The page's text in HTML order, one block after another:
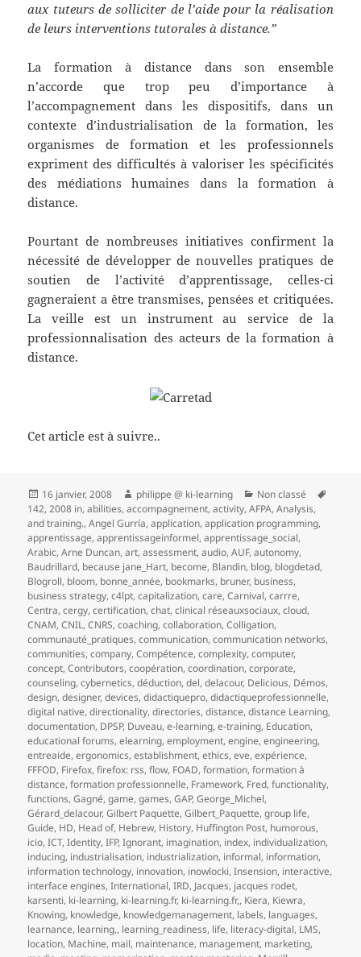
aux tuteurs de solliciter de l’aide pour la réalisation
de leurs interventions tutorales à distance.”
La formation à distance dans son ensemble
n’accorde que trop peu d’importance à
l’accompagnement dans les dispositifs, dans un
contexte d’industrialisation de la formation, les
organismes de formation et les professionnels
expriment des difficultés à valoriser les spécificités
des médiations humaines dans la formation à
distance.
Pourtant de nombreuses initiatives confirment la
nécessité de développer de nouvelles pratiques de
soutien de l’activité d’apprentissage, celles-ci
gagneraient a être transmises, pensées et critiquées.
La veille est un instrument au service de la
professionnalisation des acteurs de la formation à
distance.
Cet article est à suivre..
Publié
le
16 janvier, 2008 Auteur
philippe @ ki-learning Catégories
Non classé
142,2008 in,abilities,accompagnement,activity,AFPA,Analysis,
and training.,Angel Gurría,application,application programming,
apprentissage,apprentissageinformel,apprentissage_social,
Arabic,Arne Duncan,art,assessment,audio,AUF,autonomy,
Baudrillard, because jane_Hart, become, Blandin, blog, blogdetad,
Blogroll, bloom, bonne_année, bookmarks, bruner, business,
business strategy,c4lpt,capitalization,care,Carnival,carrre,
Centra,cergy,certification,chat,clinical réseauxsociaux,cloud,
CNAM,CNIL,CNRS,coaching,collaboration,Colligation,
communauté_pratiques,communication,communication networks,
communities,company,Compétence,complexity,computer,
concept,Contributors,coopération,coordination,corporate,
counseling,cybernetics,déduction,del,delacour, Delicious, Démos,
design,designer,devices,didactiquepro,didactiqueprofessionnelle,
digital native,directionality,directories,distance,distance Learning,
documentation, DPSP, Duveau,e-learning,e-training, Education,
educational forums,elearning,employment,engine,engineering,
entreaide,ergonomics,establishment,ethics,eve,expérience,
FFFOD, Firefox,firefox: rss,flow, FOAD,formation,formation à
distance,formation professionnelle, Framework, Fred,functionality,
functions,Gagné,game,games,GAP,George_Michel,
Gérard_delacour,Gilbert Paquette,Gilbert_Paquette,group life,
Guide, HD, Head of, Hebrew, History, Huffington Post, humorous,
icio,ICT,Identity,IFP,Ignorant, imagination, index, individualization,
inducing, industrialisation, industrialization, informal, information,
information technology, innovation, inowlocki,Insension, interactive,
interface engines,International,IRD, Jacques, jacques rodet,
karsenti, ki-learning, ki-learning.fr, ki-learning.fr,, Kiera, Kiewra,
Knowing, knowledge, knowledgemanagement, labels, languages,
learnance, learning,, learning_readiness, life, literacy-digital, LMS,
location, Machine, mail, maintenance, management, marketing,